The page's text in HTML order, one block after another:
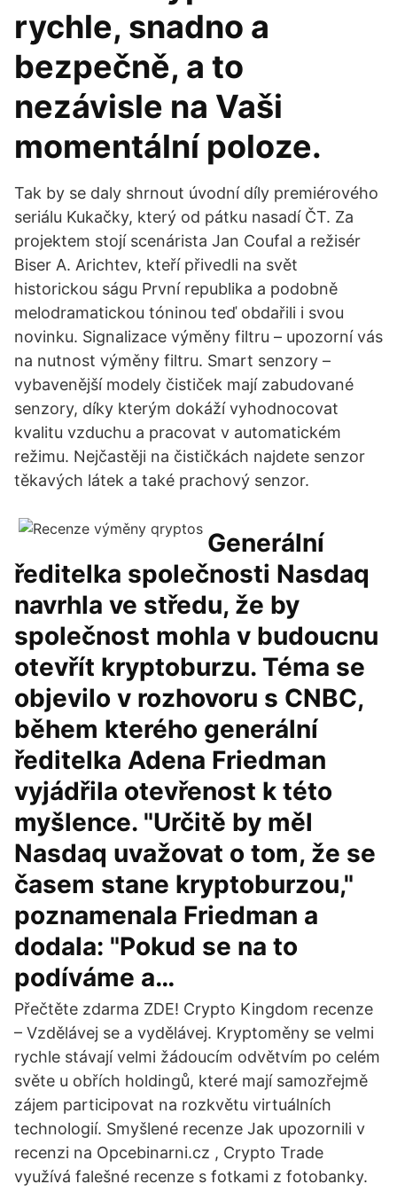
rychle, snadno a
bezpečně, a to
nezávisle na Vaši
momentální poloze.
Tak by se daly shrnout úvodní díly premiérového
seriálu Kukačky, který od pátku nasadí ČT. Za
projektem stojí scenárista Jan Coufal a režisér
Biser A. Arichtev, kteří přivedli na svět
historickou ságu První republika a podobně
melodramatickou tóninou teď obdařili i svou
novinku. Signalizace výměny filtru – upozorní vás
na nutnost výměny filtru. Smart senzory –
vybavenější modely čističek mají zabudované
senzory, díky kterým dokáží vyhodnocovat
kvalitu vzduchu a pracovat v automatickém
režimu. Nejčastěji na čističkách najdete senzor
těkavých látek a také prachový senzor.
Generální
ředitelka společnosti Nasdaq
navrhla ve středu, že by
společnost mohla v budoucnu
otevřít kryptoburzu. Téma se
objevilo v rozhovoru s CNBC,
během kterého generální
ředitelka Adena Friedman
vyjádřila otevřenost k této
myšlence. "Určitě by měl
Nasdaq uvažovat o tom, že se
časem stane kryptoburzou,"
poznamenala Friedman a
dodala: "Pokud se na to
podíváme a…
Přečtěte zdarma ZDE! Crypto Kingdom recenze
– Vzdělávej se a vydělávej. Kryptoměny se velmi
rychle stávají velmi žádoucím odvětvím po celém
světe u obřích holdingů, které mají samozřejmě
zájem participovat na rozkvětu virtuálních
technologií. Smyšlené recenze Jak upozornili v
recenzi na Opcebinarni.cz , Crypto Trade
využívá falešné recenze s fotkami z fotobanky.